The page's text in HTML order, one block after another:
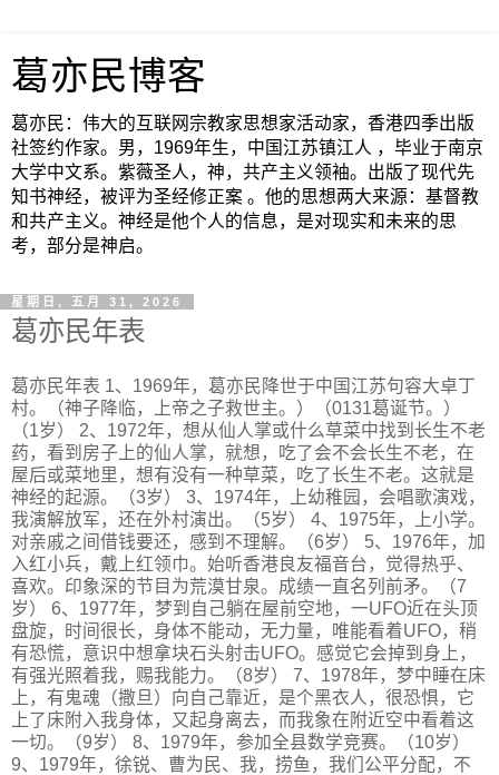
葛亦民博客
葛亦民：伟大的互联网宗教家思想家活动家，香港四季出版
社签约作家。男，1969年生，中国江苏镇江人 ，毕业于南京
大学中文系。紫薇圣人，神，共产主义领袖。出版了现代先
知书神经，被评为圣经修正案 。他的思想两大来源：基督教
和共产主义。神经是他个人的信息，是对现实和未来的思
考，部分是神启。
星期日, 五月 31, 2026
葛亦民年表
葛亦民年表 1、1969年，葛亦民降世于中国江苏句容大卓丁
村。（神子降临，上帝之子救世主。）（0131葛诞节。）
（1岁） 2、1972年，想从仙人掌或什么草菜中找到长生不老
药，看到房子上的仙人掌，就想，吃了会不会长生不老，在
屋后或菜地里，想有没有一种草菜，吃了长生不老。这就是
神经的起源。（3岁） 3、1974年，上幼稚园，会唱歌演戏，
我演解放军，还在外村演出。（5岁） 4、1975年，上小学。
对亲戚之间借钱要还，感到不理解。（6岁） 5、1976年，加
入红小兵，戴上红领巾。始听香港良友福音台，觉得热乎、
喜欢。印象深的节目为荒漠甘泉。成绩一直名列前矛。（7
岁） 6、1977年，梦到自己躺在屋前空地，一UFO近在头顶
盘旋，时间很长，身体不能动，无力量，唯能看着UFO，稍
有恐慌，意识中想拿块石头射击UFO。感觉它会掉到身上，
有强光照着我，赐我能力。（8岁） 7、1978年，梦中睡在床
上，有鬼魂（撒旦）向自己靠近，是个黑衣人，很恐惧，它
上了床附入我身体，又起身离去，而我象在附近空中看着这
一切。（9岁） 8、1979年，参加全县数学竞赛。（10岁）
9、1979年，徐锐、曹为民、我，捞鱼，我们公平分配，不